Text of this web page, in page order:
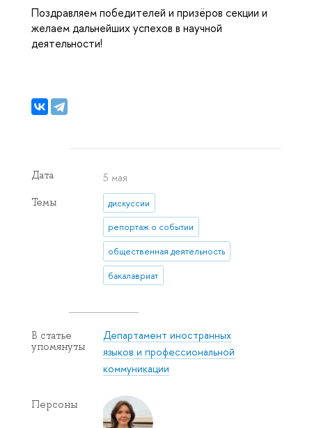
Поздравляем победителей и призёров секции и
желаем дальнейших успехов в научной
деятельности!
Дата 5 мая
Темы дискуссии
репортаж о событии
общественная деятельность
бакалавриат
В статье
упомянуты
Департамент иностранных
языков и профессиональной
коммуникации
Персоны